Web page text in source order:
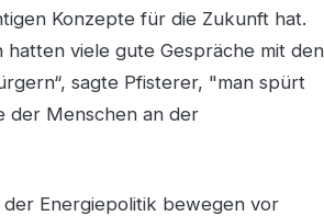
Konzepte für die Zukunft hat.
hatten viele gute Gespräche mit den
sagte Pfisterer, "man spürt
der Menschen an der
Energiepolitik bewegen vor